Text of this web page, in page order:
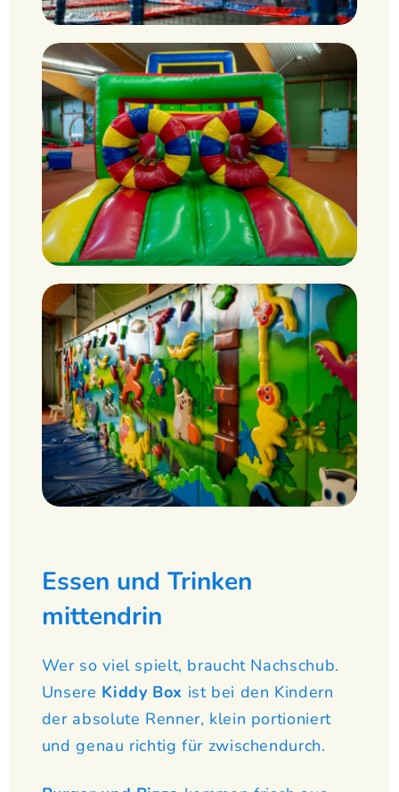
Essen und Trinken
mittendrin
Wer so viel spielt, braucht Nachschub.
Unsere Kiddy Box ist bei den Kindern
der absolute Renner, klein portioniert
und genau richtig für zwischendurch.